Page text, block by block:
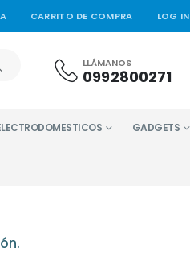
CARRITO DE COMPRA LOG IN
LLÁMANOS
0992800271
GADGETS